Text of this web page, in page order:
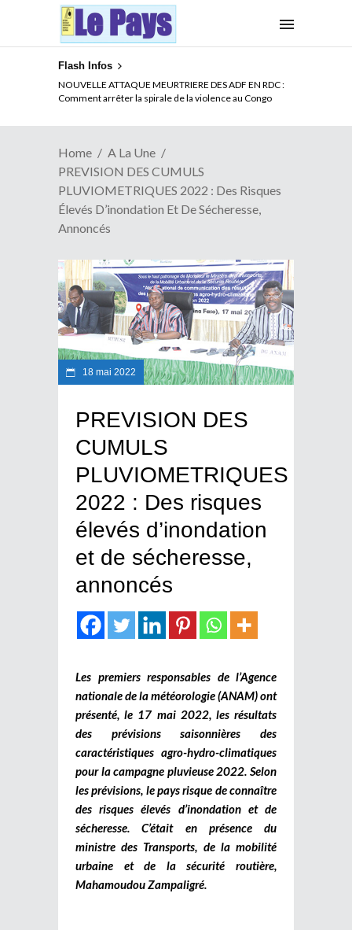
Flash Infos
NOUVELLE ATTAQUE MEURTRIERE DES ADF EN RDC :
Comment arrêter la spirale de la violence au Congo
Home
A La Une
PREVISION DES CUMULS
PLUVIOMETRIQUES 2022 : Des Risques
Élevés D’inondation Et De Sécheresse,
Annoncés
18 mai 2022
PREVISION DES
CUMULS
PLUVIOMETRIQUES
2022 : Des risques
élevés d’inondation
et de sécheresse,
annoncés
Les premiers responsables de l’Agence
nationale de la météorologie (ANAM) ont
présenté, le 17 mai 2022, les résultats
des prévisions saisonnières des
caractéristiques agro-hydro-climatiques
pour la campagne pluvieuse 2022. Selon
les prévisions, le pays risque de connaître
des risques élevés d’inondation et de
sécheresse. C’était en présence du
ministre des Transports, de la mobilité
urbaine et de la sécurité routière,
Mahamoudou Zampaligré.